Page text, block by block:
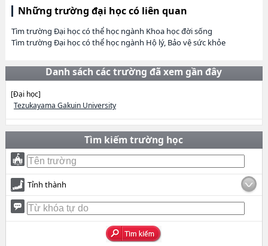
Những trường đại học có liên quan
Tìm trường Đại học có thể học ngành Khoa học đời sống
Tìm trường Đại học có thể học ngành Hộ lý, Bảo vệ sức khỏe
Danh sách các trường đã xem gần đây
[Đại học]
Tezukayama Gakuin University
Tìm kiếm trường học
Tỉnh thành